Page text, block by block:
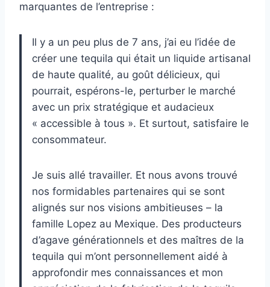
marquantes de l’entreprise :
Il y a un peu plus de 7 ans, j’ai eu l’idée de
créer une tequila qui était un liquide artisanal
de haute qualité, au goût délicieux, qui
pourrait, espérons-le, perturber le marché
avec un prix stratégique et audacieux
« accessible à tous ». Et surtout, satisfaire le
consommateur.
Je suis allé travailler. Et nous avons trouvé
nos formidables partenaires qui se sont
alignés sur nos visions ambitieuses – la
famille Lopez au Mexique. Des producteurs
d’agave générationnels et des maîtres de la
tequila qui m’ont personnellement aidé à
approfondir mes connaissances et mon